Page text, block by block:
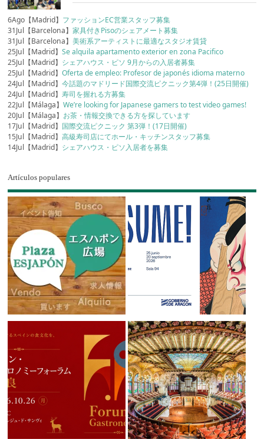
6Ago【Madrid】 ファッションEC営業スタッフ募集
31Jul【Barcelona】家具付きPisoのシェアメート募集
31Jul【Barcelona】美術系アーティストに最適なスタジオ賃貸
25Jul【Madrid】Se alquila apartamento exterior en zona Pacifico
25Jul【Madrid】 シェアハウス・ピソ 9月からの入居者募集
25Jul【Madrid】Oferta de empleo: Profesor de japonés idioma materno
24Jul【Madrid】今話題のマドリード国際交流ピクニック第4弾！(25日開催)
24Jul【Madrid】寿司を握れる方募集
22Jul【Málaga】We’re looking for Japanese gamers to test video games!
20Jul【Málaga】 お茶・情報交換できる方を探しています
17Jul【Madrid】 国際交流ピクニック 第3弾！(17日開催)
15Jul【Madrid】高級寿司店にてホール・キッチンスタッフ募集
14Jul【Madrid】 シェアハウス・ピソ入居者を募集
Artículos populares